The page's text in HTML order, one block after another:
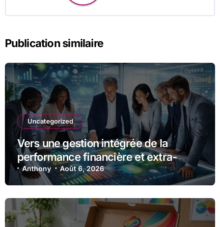
Publication similaire
Uncategorized
Vers une gestion intégrée de la
performance financière et extra-
financière avec Opteva
Anthony Août 6, 2026